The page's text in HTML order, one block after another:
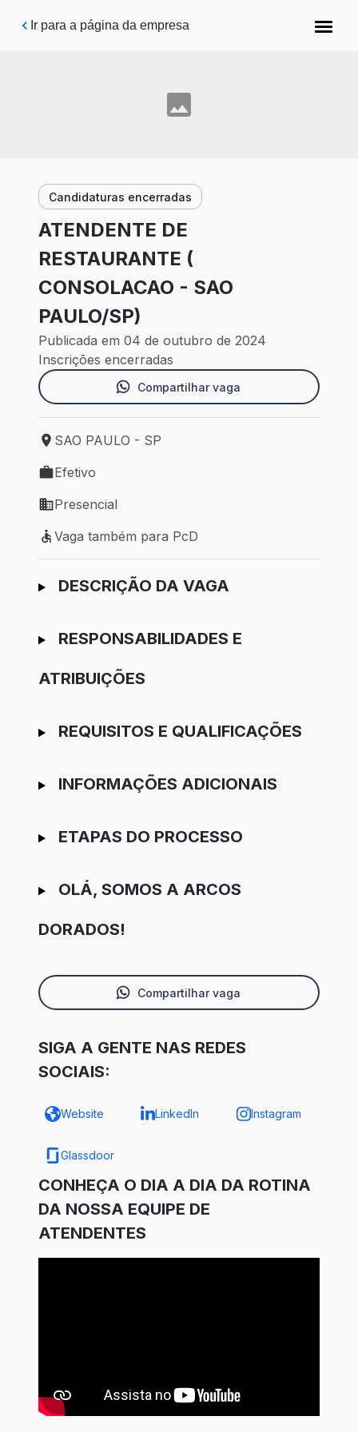
Pular para o conteúdo principal
Ir para a página da empresa
Candidaturas encerradas
ATENDENTE DE
RESTAURANTE (
CONSOLACAO - SAO
PAULO/SP)
Publicada em 04 de outubro de 2024
Inscrições encerradas
Compartilhar vaga
Local de trabalho: SAO PAULO - SP
SAO PAULO - SP
Tipo de vaga: Efetivo
Efetivo
Modelo de trabalho: Presencial
Presencial
Vaga também para PcD
Vaga também para PcD
Ir para candidatura
DESCRIÇÃO DA VAGA
RESPONSABILIDADES E
ATRIBUIÇÕES
REQUISITOS E QUALIFICAÇÕES
INFORMAÇÕES ADICIONAIS
ETAPAS DO PROCESSO
OLÁ, SOMOS A ARCOS
DORADOS!
Compartilhar vaga
SIGA A GENTE NAS REDES
SOCIAIS:
Website LinkedIn Instagram
Glassdoor
CONHEÇA O DIA A DIA DA ROTINA
DA NOSSA EQUIPE DE
ATENDENTES